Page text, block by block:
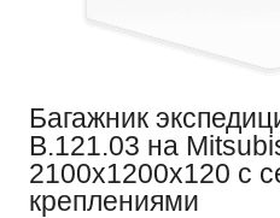
Багажник
B.121.03 на
2100х1200х120 с
креплениями